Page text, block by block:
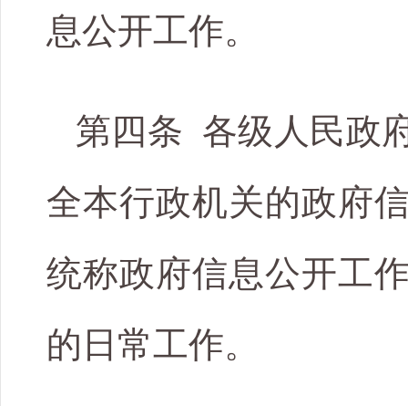
息公开工作。
第四条 各级人民政
全本行政机关的政府
统称政府信息公开工
的日常工作。